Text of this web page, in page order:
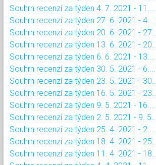
Souhrn recenzí za týden 4. 7. 2021 - 11....
Souhrn recenzí za týden 27. 6. 2021 - 4....
Souhrn recenzí za týden 20. 6. 2021 - 27....
Souhrn recenzí za týden 13. 6. 2021 - 20....
Souhrn recenzí za týden 6. 6. 2021 - 13....
Souhrn recenzí za týden 30. 5. 2021 - 6....
Souhrn recenzí za týden 23. 5. 2021 - 30....
Souhrn recenzí za týden 16. 5. 2021 - 23....
Souhrn recenzí za týden 9. 5. 2021 - 16....
Souhrn recenzí za týden 2. 5. 2021 - 9. 5....
Souhrn recenzí za týden 25. 4. 2021 - 2....
Souhrn recenzí za týden 18. 4. 2021 - 25....
Souhrn recenzí za týden 11. 4. 2021 - 18....